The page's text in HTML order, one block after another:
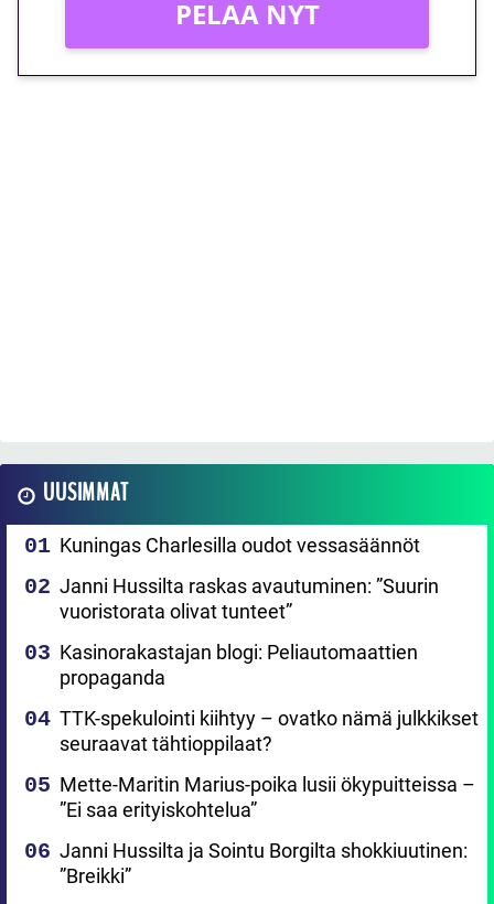
PELAA NYT
UUSIMMAT
Kuningas Charlesilla oudot vessasäännöt
Janni Hussilta raskas avautuminen: ”Suurin
vuoristorata olivat tunteet”
Kasinorakastajan blogi: Peliautomaattien
propaganda
TTK-spekulointi kiihtyy – ovatko nämä julkkikset
seuraavat tähtioppilaat?
Mette-Maritin Marius-poika lusii ökypuitteissa –
”Ei saa erityiskohtelua”
Janni Hussilta ja Sointu Borgilta shokkiuutinen:
”Breikki”